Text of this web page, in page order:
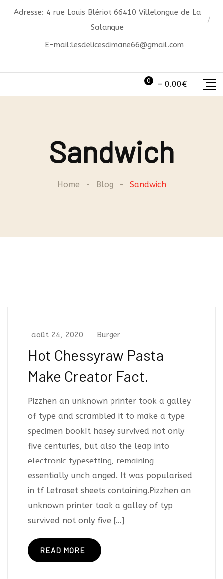
Adresse: 4 rue Louis Blériot 66410 Villelongue de La
Salanque
E-mail:lesdelicesdimane66@gmail.com
0 – 0.00€
Sandwich
Home - Blog - Sandwich
août 24, 2020 Burger
Hot Chessyraw Pasta
Make Creator Fact.
Pizzhen an unknown printer took a galley
of type and scrambled it to make a type
specimen bookIt hasey survived not only
five centuries, but also the leap into
electronic typesetting, remaining
essentially unch anged. It was popularised
in tf Letraset sheets containing.Pizzhen an
unknown printer took a galley of typ
survived not only five […]
READ MORE